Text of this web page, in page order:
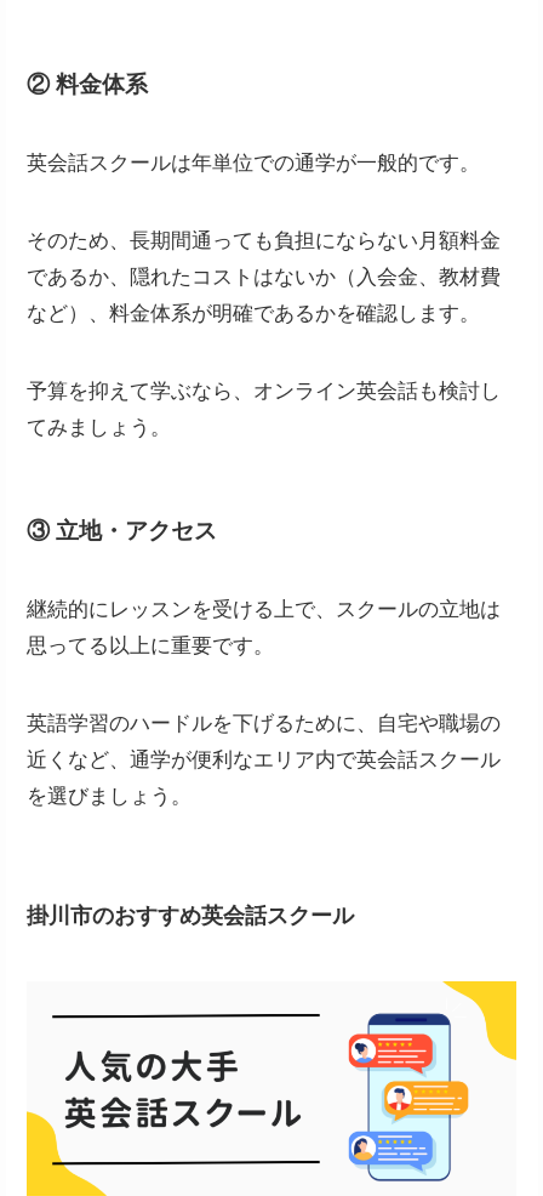
② 料金体系
英会話スクールは年単位での通学が一般的です。
そのため、長期間通っても負担にならない月額料金
であるか、隠れたコストはないか（入会金、教材費
など）、料金体系が明確であるかを確認します。
予算を抑えて学ぶなら、オンライン英会話も検討し
てみましょう。
③ 立地・アクセス
継続的にレッスンを受ける上で、スクールの立地は
思ってる以上に重要です。
英語学習のハードルを下げるために、自宅や職場の
近くなど、通学が便利なエリア内で英会話スクール
を選びましょう。
掛川市のおすすめ英会話スクール